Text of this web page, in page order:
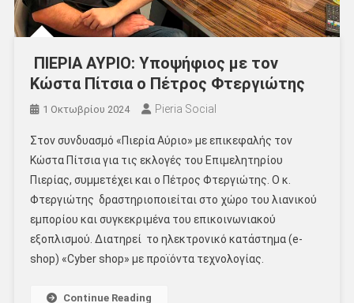
ΠΙΕΡΙΑ ΑΥΡΙΟ: Υποψήφιος με τον
Κώστα Πίτσια ο Πέτρος Φτεργιώτης
1 Οκτωβρίου 2024 Pieria Social
Στον συνδυασμό «Πιερία Αύριο» με επικεφαλής τον
Κώστα Πίτσια για τις εκλογές του Επιμελητηρίου
Πιερίας, συμμετέχει και ο Πέτρος Φτεργιώτης. Ο κ.
Φτεργιώτης δραστηριοποιείται στο χώρο του λιανικού
εμπορίου και συγκεκριμένα του επικοινωνιακού
εξοπλισμού. Διατηρεί το ηλεκτρονικό κατάστημα (e-
shop) «Cyber shop» με προϊόντα τεχνολογίας.
Continue Reading